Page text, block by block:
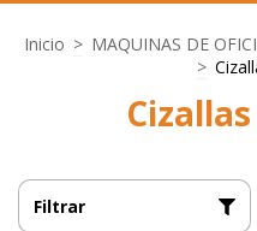
Inicio > MAQUINAS DE
>
Filtrar